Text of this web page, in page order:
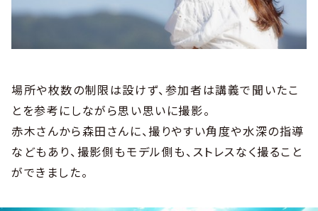
場所や枚数の制限は設けず、参加者は講義で聞いたこ
とを参考にしながら思い思いに撮影。
赤木さんから森田さんに、撮りやすい角度や水深の指導
などもあり、撮影側もモデル側も、ストレスなく撮ること
ができました。